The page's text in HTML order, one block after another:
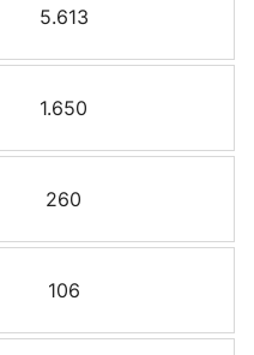
5.613
1.650
260
106